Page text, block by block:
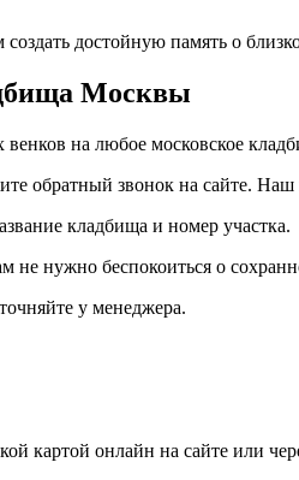
достойную память о
Москвы
на любое московское
звонок на сайте. Наш
кладбища и номер участка.
нужно беспокоиться о
у менеджера.
картой онлайн на сайте или